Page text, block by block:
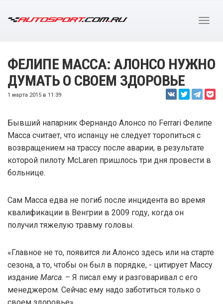
ФЕЛИПЕ МАССА: АЛОНСО НУЖНО
ДУМАТЬ О СВОЕМ ЗДОРОВЬЕ
1 марта 2015 в 11:39
Бывший напарник Фернандо Алонсо по Ferrari Фелипе
Масса считает, что испанцу не следует торопиться с
возвращением на трассу после аварии, в результате
которой пилоту McLaren пришлось три дня провести в
больнице.
Сам Масса едва не погиб после инцидента во время
квалификации в Венгрии в 2009 году, когда он
получил тяжелую травму головы.
«Главное не то, появится ли Алонсо здесь или на старте
сезона, а то, чтобы он был в порядке, - цитирует Массу
издание Marca. – Я писал ему и разговаривал с его
менеджером. Сейчас ему надо заботиться только о